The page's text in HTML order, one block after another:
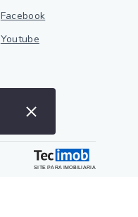
Facebook
Youtube
SITE PARA IMOBILIARIA